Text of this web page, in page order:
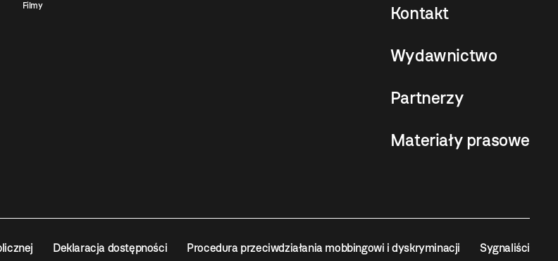
Filmy
Kontakt
Wydawnictwo
Partnerzy
Materiały prasowe
Deklaracja dostępności Procedura przeciwdziałania mobbingowi i dyskryminacji Sygnaliści